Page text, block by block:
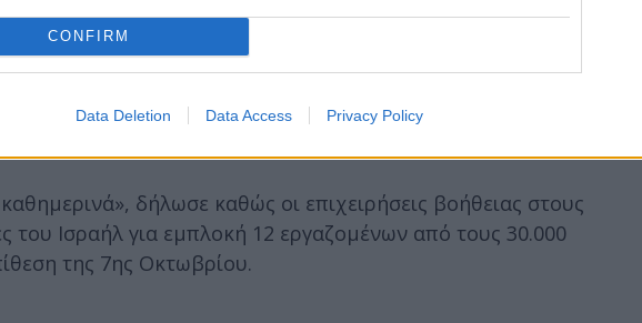
CONFIRM
Data Deletion Data Access Privacy Policy
δήλωσε καθώς οι επιχειρήσεις βοήθειας στους
του Ισραήλ για εμπλοκή 12 εργαζομένων από τους 30.000
της 7ης Οκτωβρίου.